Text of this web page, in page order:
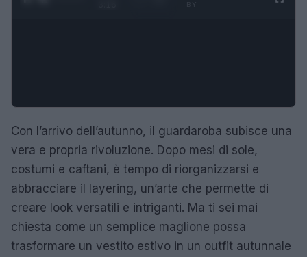
Con l’arrivo dell’autunno, il guardaroba subisce una
vera e propria rivoluzione. Dopo mesi di sole,
costumi e caftani, è tempo di riorganizzarsi e
abbracciare il layering, un’arte che permette di
creare look versatili e intriganti. Ma ti sei mai
chiesta come un semplice maglione possa
trasformare un vestito estivo in un outfit autunnale